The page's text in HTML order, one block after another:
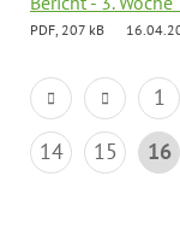
PDF, 207 kB
1
14
15 16